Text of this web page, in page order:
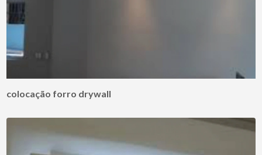
colocação forro drywall